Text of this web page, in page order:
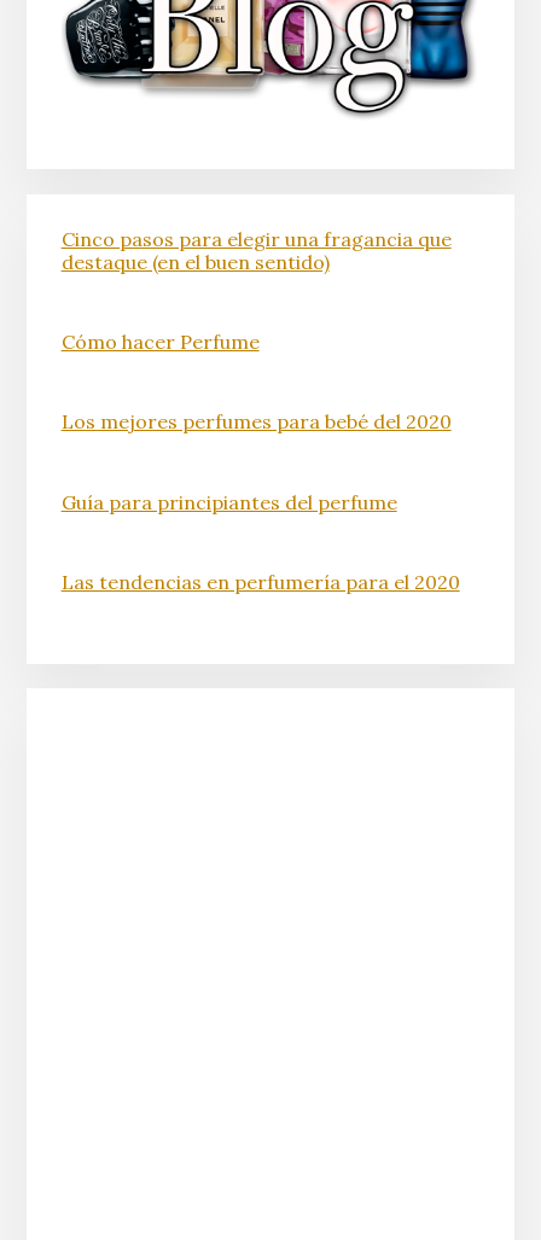
Cinco pasos para elegir una fragancia que
destaque (en el buen sentido)
Cómo hacer Perfume
Los mejores perfumes para bebé del 2020
Guía para principiantes del perfume
Las tendencias en perfumería para el 2020